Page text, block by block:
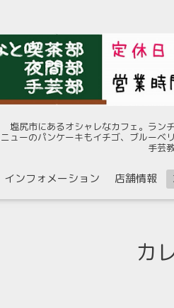
塩尻市にあるオシャレなカフェ。ラン
ューのパンケーキもイチゴ、ブルーベ
手芸
インフォメーション 店舗情報
カ